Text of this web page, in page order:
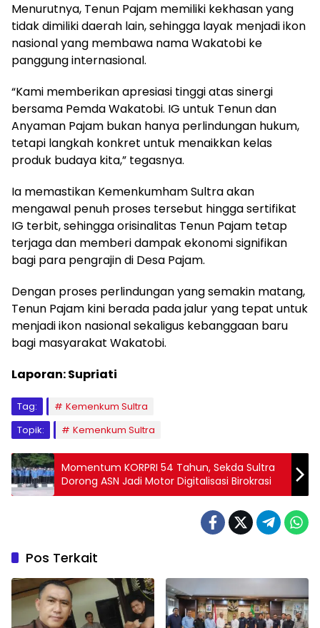
Menurutnya, Tenun Pajam memiliki kekhasan yang
tidak dimiliki daerah lain, sehingga layak menjadi ikon
nasional yang membawa nama Wakatobi ke
panggung internasional.
“Kami memberikan apresiasi tinggi atas sinergi
bersama Pemda Wakatobi. IG untuk Tenun dan
Anyaman Pajam bukan hanya perlindungan hukum,
tetapi langkah konkret untuk menaikkan kelas
produk budaya kita,” tegasnya.
Ia memastikan Kemenkumham Sultra akan
mengawal penuh proses tersebut hingga sertifikat
IG terbit, sehingga orisinalitas Tenun Pajam tetap
terjaga dan memberi dampak ekonomi signifikan
bagi para pengrajin di Desa Pajam.
Dengan proses perlindungan yang semakin matang,
Tenun Pajam kini berada pada jalur yang tepat untuk
menjadi ikon nasional sekaligus kebanggaan baru
bagi masyarakat Wakatobi.
Laporan: Supriati
Tag:
Kemenkum Sultra
Topik:
Kemenkum Sultra
Momentum KORPRI 54 Tahun, Sekda Sultra
Dorong ASN Jadi Motor Digitalisasi Birokrasi
Pos Terkait